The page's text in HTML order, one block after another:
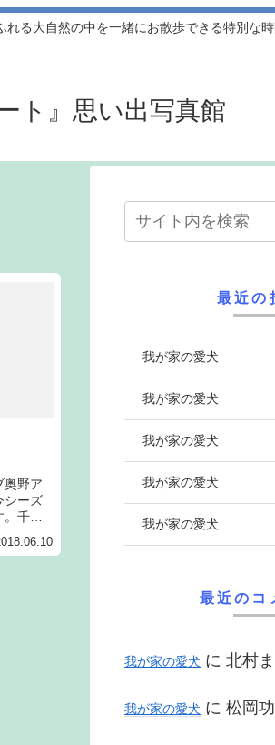
る大自然の中を一緒にお散歩できる特別な
ト』思い出写真館
奥野ア
シーズ
千葉
コち
ーズン
最近の
我が家の愛犬
我が家の愛犬
我が家の愛犬
我が家の愛犬
我が家の愛犬
最近のコ
我が家の愛犬 に 北村
我が家の愛犬 に 松岡